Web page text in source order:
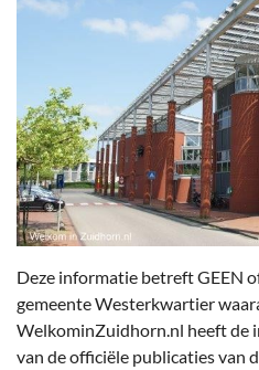
Deze informatie betreft GEEN
gemeente Westerkwartier
WelkominZuidhorn.nl heeft de
van de officiële publicaties van